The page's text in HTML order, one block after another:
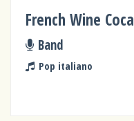
French Wine Coca
Band
Pop italiano